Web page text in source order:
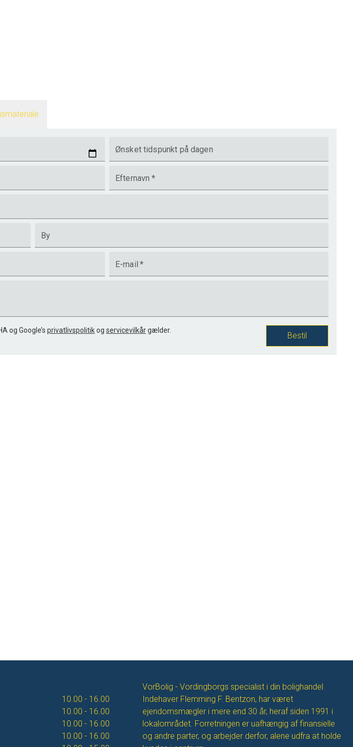
Ønsket tidspunkt på dagen
Efternavn *
By
E-mail *
og Google’s privatlivspolitikog servicevilkårgælder.
Bestil
10.00 - 16.00
10.00 - 16.00
10.00 - 16.00
10.00 - 16.00
VorBolig - Vordingborgs specialist i din bolighandel
Indehaver Flemming F. Bentzon, har været
ejendomsmægler i mere end 30 år, heraf siden 1991 i
lokalområdet. Forretningen er uafhængig af finansielle
og andre parter, og arbejder derfor, alene udfra at holde